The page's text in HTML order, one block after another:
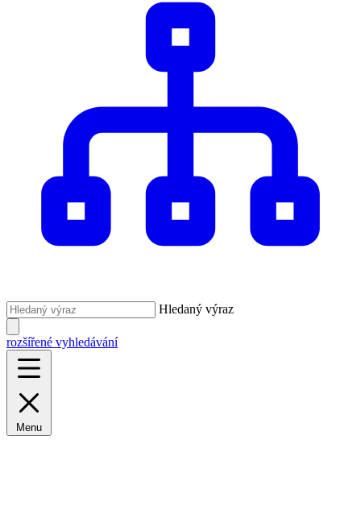
Hledaný výraz
rozšířené vyhledávání
Menu